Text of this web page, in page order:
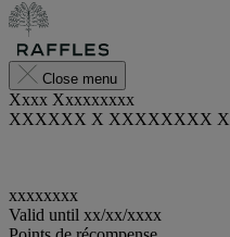
Close menu
Xxxx Xxxxxxxxx
XXXXXX X XXXXXXXX X
xxxxxxxx
Valid until xx/xx/xxxx